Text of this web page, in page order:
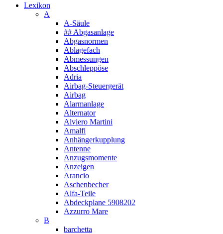
Lexikon
A
A-Säule
## Abgasanlage
Abgasnormen
Ablagefach
Abmessungen
Abschleppöse
Adria
Airbag-Steuergerät
Airbag
Alarmanlage
Alternator
Alviero Martini
Amalfi
Anhängerkupplung
Antenne
Anzugsmomente
Anzeigen
Arancio
Aschenbecher
Alfa-Teile
Abdeckplane 5908202
Azzurro Mare
B
barchetta